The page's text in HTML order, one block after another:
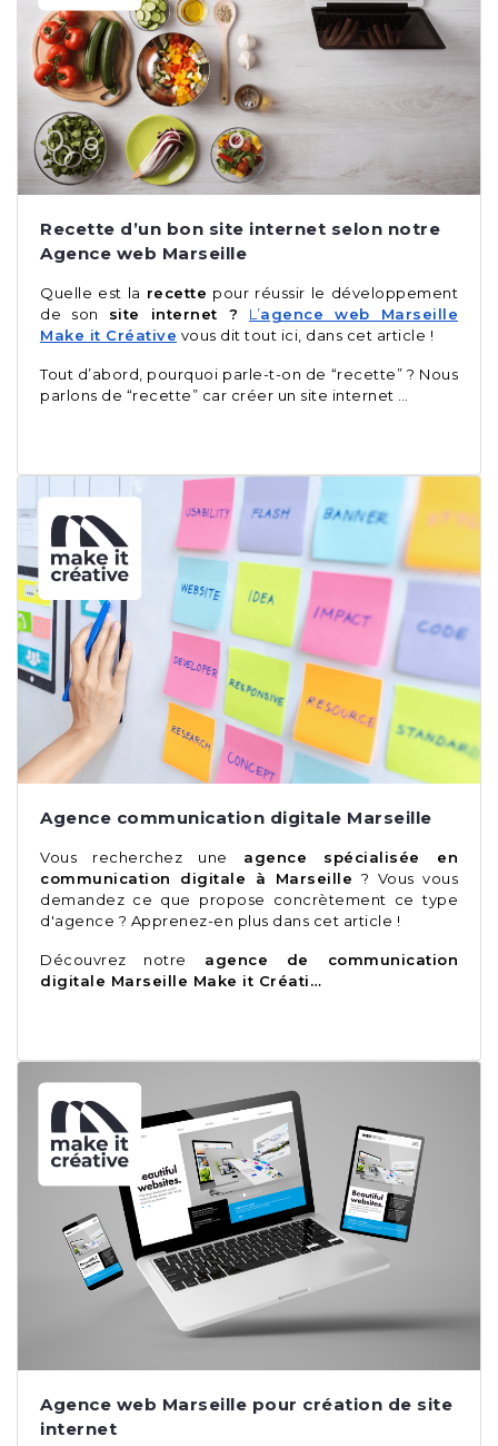
Recette d’un bon site internet selon notre
Agence web Marseille
Quelle est la recette pour réussir le développement
de son site internet ? L’agence web Marseille
Make it Créative vous dit tout ici, dans cet article !
Tout d’abord, pourquoi parle-t-on de “recette” ? Nous
parlons de “recette” car créer un site internet …
Agence communication digitale Marseille
Vous recherchez une agence spécialisée en
communication digitale à Marseille ? Vous vous
demandez ce que propose concrètement ce type
d'agence ? Apprenez-en plus dans cet article !
Découvrez notre
agence de communication
digitale Marseille Make it Créati…
Agence web Marseille pour création de site
internet